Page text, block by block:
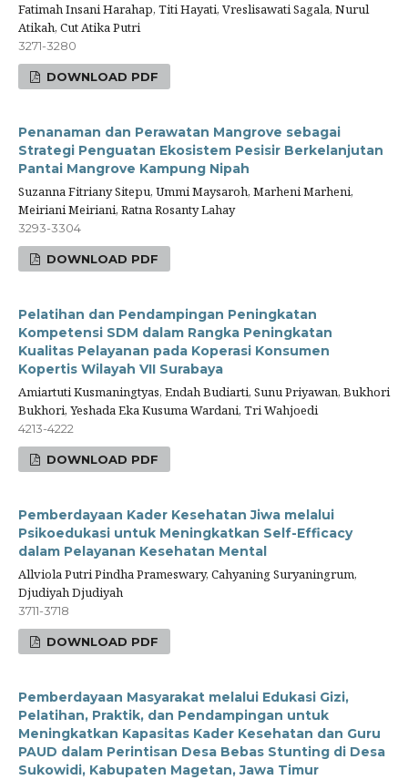
Fatimah Insani Harahap, Titi Hayati, Vreslisawati Sagala, Nurul
Atikah, Cut Atika Putri
3271-3280
DOWNLOAD PDF
Penanaman dan Perawatan Mangrove sebagai
Strategi Penguatan Ekosistem Pesisir Berkelanjutan
Pantai Mangrove Kampung Nipah
Suzanna Fitriany Sitepu, Ummi Maysaroh, Marheni Marheni,
Meiriani Meiriani, Ratna Rosanty Lahay
3293-3304
DOWNLOAD PDF
Pelatihan dan Pendampingan Peningkatan
Kompetensi SDM dalam Rangka Peningkatan
Kualitas Pelayanan pada Koperasi Konsumen
Kopertis Wilayah VII Surabaya
Amiartuti Kusmaningtyas, Endah Budiarti, Sunu Priyawan, Bukhori
Bukhori, Yeshada Eka Kusuma Wardani, Tri Wahjoedi
4213-4222
DOWNLOAD PDF
Pemberdayaan Kader Kesehatan Jiwa melalui
Psikoedukasi untuk Meningkatkan Self-Efficacy
dalam Pelayanan Kesehatan Mental
Allviola Putri Pindha Prameswary, Cahyaning Suryaningrum,
Djudiyah Djudiyah
3711-3718
DOWNLOAD PDF
Pemberdayaan Masyarakat melalui Edukasi Gizi,
Pelatihan, Praktik, dan Pendampingan untuk
Meningkatkan Kapasitas Kader Kesehatan dan Guru
PAUD dalam Perintisan Desa Bebas Stunting di Desa
Sukowidi, Kabupaten Magetan, Jawa Timur